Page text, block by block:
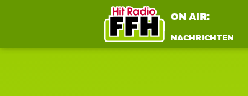
ON AIR:
NACHRICHTEN